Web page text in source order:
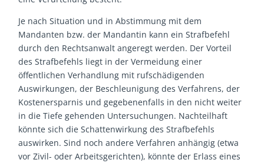
Je nach Situation und in Abstimmung mit dem
Mandanten bzw. der Mandantin kann ein Strafbefehl
durch den Rechtsanwalt angeregt werden. Der Vorteil
des Strafbefehls liegt in der Vermeidung einer
öffentlichen Verhandlung mit rufschädigenden
Auswirkungen, der Beschleunigung des Verfahrens, der
Kostenersparnis und gegebenenfalls in den nicht weiter
in die Tiefe gehenden Untersuchungen. Nachteilhaft
könnte sich die Schattenwirkung des Strafbefehls
auswirken. Sind noch andere Verfahren anhängig (etwa
vor Zivil- oder Arbeitsgerichten), könnte der Erlass eines